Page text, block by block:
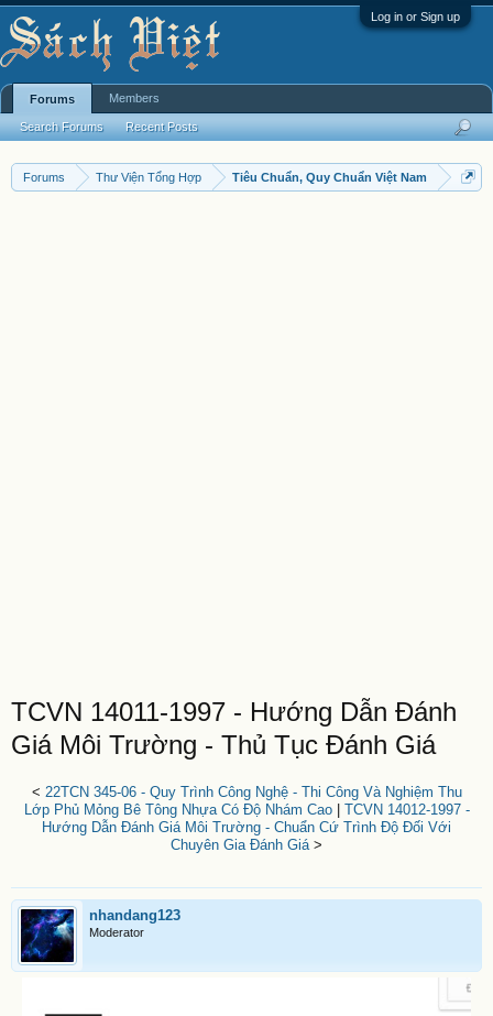
Log in or Sign up
Forums Thư Viện Tổng Hợp Tiêu Chuẩn, Quy Chuẩn Việt Nam
TCVN 14011-1997 - Hướng Dẫn Đánh
Giá Môi Trường - Thủ Tục Đánh Giá
< 22TCN 345-06 - Quy Trình Công Nghệ - Thi Công Và Nghiệm Thu
Lớp Phủ Mỏng Bê Tông Nhựa Có Độ Nhám Cao| TCVN 14012-1997 -
Hướng Dẫn Đánh Giá Môi Trường - Chuẩn Cứ Trình Độ Đối Với
Chuyên Gia Đánh Giá>
nhandang123
Moderator
Forums
Search Forums Recent Posts
Members